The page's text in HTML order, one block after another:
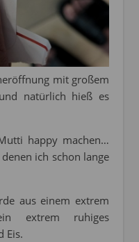
mit großem
natürlich hieß es
happy machen…
ich schon lange
aus einem extrem
extrem ruhiges
Eis.